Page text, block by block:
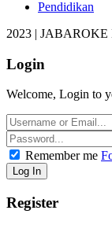
Pendidikan
2023 |
Login
Welcome, Login to
Remember me
Register